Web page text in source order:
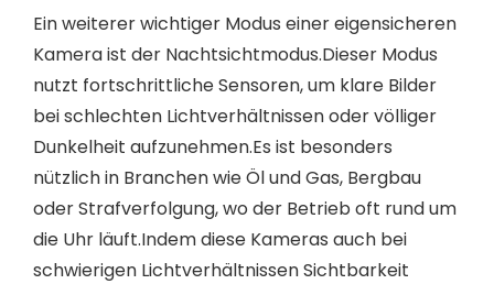
Ein weiterer wichtiger Modus einer eigensicheren
Kamera ist der Nachtsichtmodus.Dieser Modus
nutzt fortschrittliche Sensoren, um klare Bilder
bei schlechten Lichtverhältnissen oder völliger
Dunkelheit aufzunehmen.Es ist besonders
nützlich in Branchen wie Öl und Gas, Bergbau
oder Strafverfolgung, wo der Betrieb oft rund um
die Uhr läuft.Indem diese Kameras auch bei
schwierigen Lichtverhältnissen Sichtbarkeit